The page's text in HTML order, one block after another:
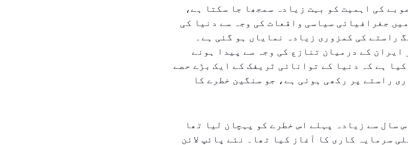
کی اہمیت کو بہت زیادہ سمجھا جا سکتا ہے،
جغرافیائی سیاسی واقعات کی وجہ سے دنیا کی
راستے کی کمزوری زیادہ نمایاں ہو گئی ہے۔
ایران کے درمیان تنازع کی وجہ سے پیدا ہونے
ہے کہ دنیا کے توانائی ٹریفک کے ایک بڑے حصے
راستے پر رکھی ہوئی ہے، جو سنگین خطرے کا
سال سے زیادہ پہلے اس خطرے کو پہچان لیا تھا
سرمایہ کاری کا آغاز کیا تھا۔ نئے پائپ لائن